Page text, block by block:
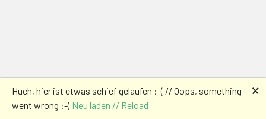
Huch, hier ist etwas schief gelaufen :-( // Oops, something
went wrong :-( Neu laden // Reload
🗙